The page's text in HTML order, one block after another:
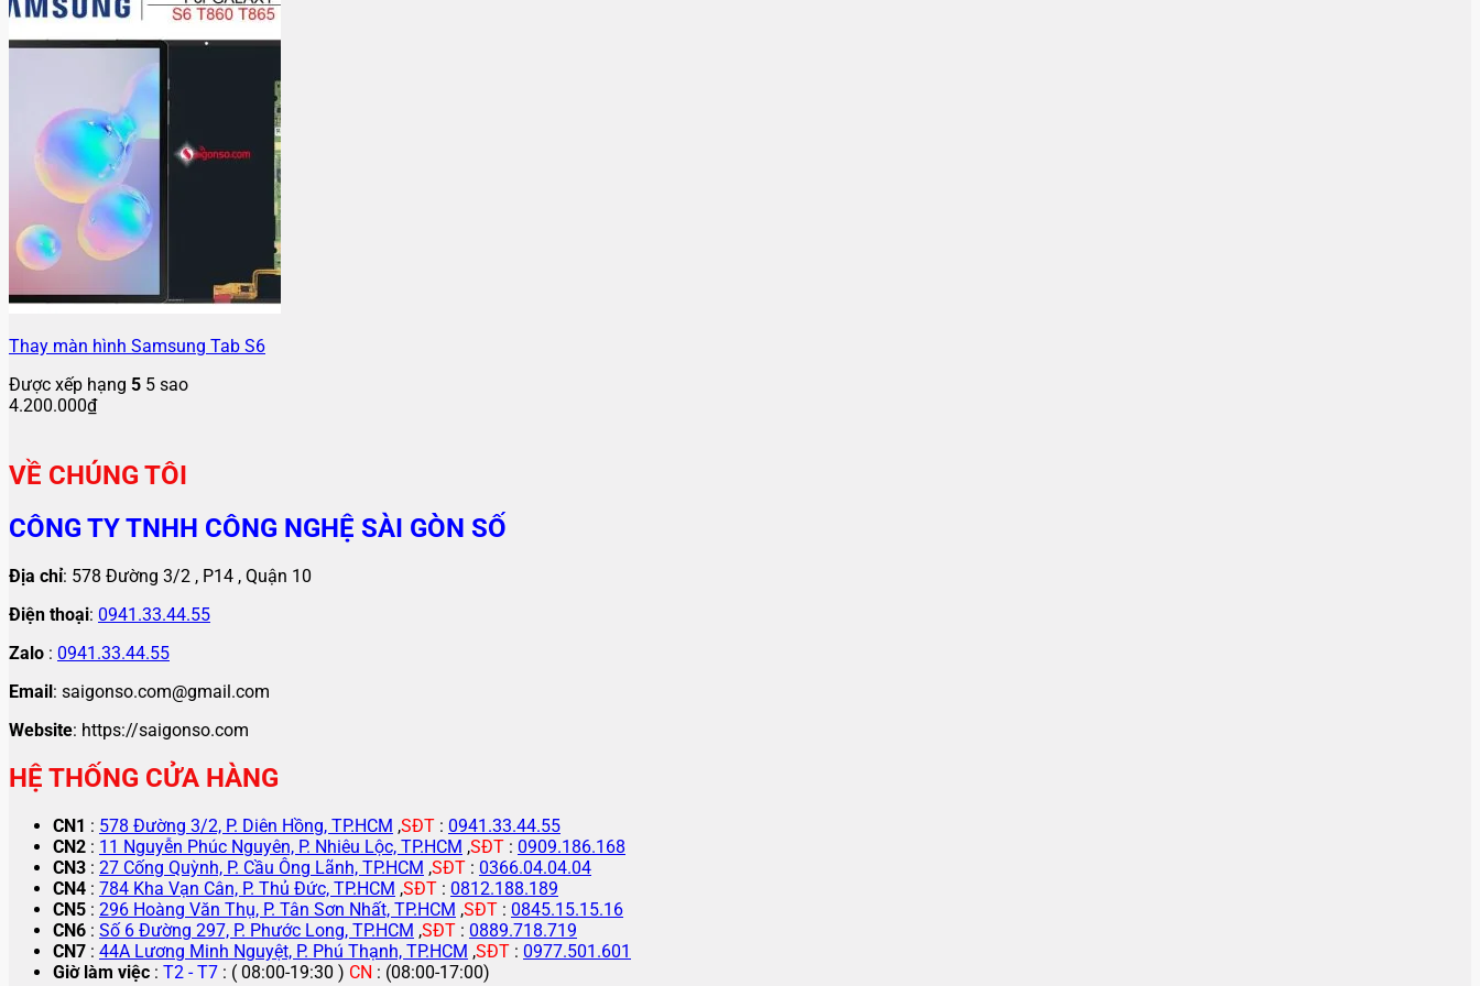
Thay màn hình Samsung Tab S6
Được xếp hạng 5 5 sao
4.200.000₫
VỀ CHÚNG TÔI
CÔNG TY TNHH CÔNG NGHỆ SÀI GÒN SỐ
Địa chỉ: 578 Đường 3/2 , P14 , Quận 10
Điện thoại: 0941.33.44.55
Zalo : 0941.33.44.55
Email: saigonso.com@gmail.com
Website: https://saigonso.com
HỆ THỐNG CỬA HÀNG
CN1 : 578 Đường 3/2, P. Diên Hồng, TP.HCM ,SĐT : 0941.33.44.55
CN2 : 11 Nguyễn Phúc Nguyên, P. Nhiêu Lộc, TP.HCM ,SĐT : 0909.186.168
CN3 : 27 Cống Quỳnh, P. Cầu Ông Lãnh, TP.HCM ,SĐT : 0366.04.04.04
CN4 : 784 Kha Vạn Cân, P. Thủ Đức, TP.HCM ,SĐT : 0812.188.189
CN5 : 296 Hoàng Văn Thụ, P. Tân Sơn Nhất, TP.HCM ,SĐT : 0845.15.15.16
CN6 : Số 6 Đường 297, P. Phước Long, TP.HCM ,SĐT : 0889.718.719
CN7 : 44A Lương Minh Nguyệt, P. Phú Thạnh, TP.HCM ,SĐT : 0977.501.601
Giờ làm việc : T2 - T7 : ( 08:00-19:30 ) CN : (08:00-17:00)